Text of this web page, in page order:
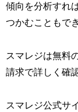
傾向を分析すれ
つかむこともで
スマレジは無料
請求で詳しく確
スマレジ公式サ